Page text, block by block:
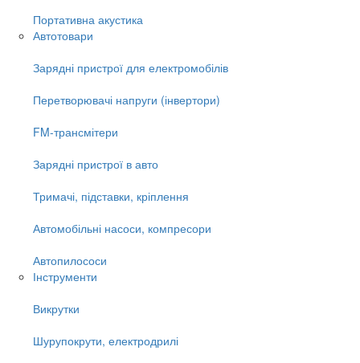
Портативна акустика
Автотовари
Зарядні пристрої для електромобілів
Перетворювачі напруги (інвертори)
FM-трансмітери
Зарядні пристрої в авто
Тримачі, підставки, кріплення
Автомобільні насоси, компресори
Автопилососи
Інструменти
Викрутки
Шурупокрути, електродрилі